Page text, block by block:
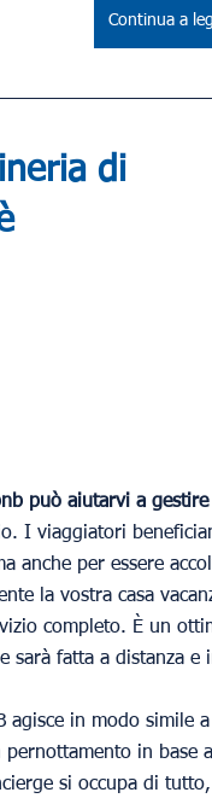
Continua a
di
può aiutarvi a
I viaggiatori
anche per essere
la vostra casa
completo. È un
sarà fatta a distanza e
in modo simile
in base
si occupa di